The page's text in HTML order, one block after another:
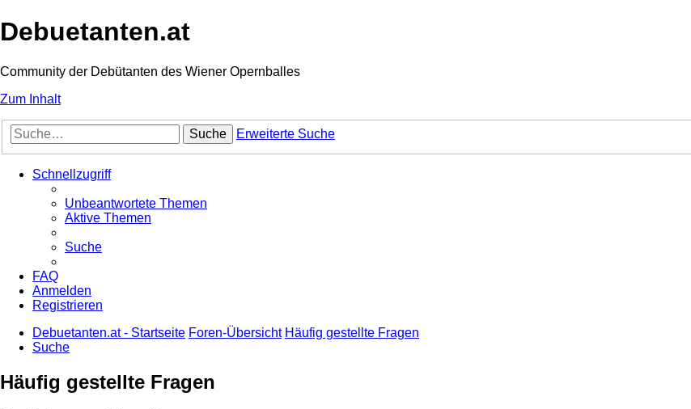
Debuetanten.at
Community der Debütanten des Wiener Opernballes
Zum Inhalt
Suche Erweiterte Suche
Schnellzugriff
Unbeantwortete Themen
Aktive Themen
Suche
FAQ
Anmelden
Registrieren
Debuetanten.at - Startseite Foren-Übersicht Häufig gestellte Fragen
Suche
Häufig gestellte Fragen